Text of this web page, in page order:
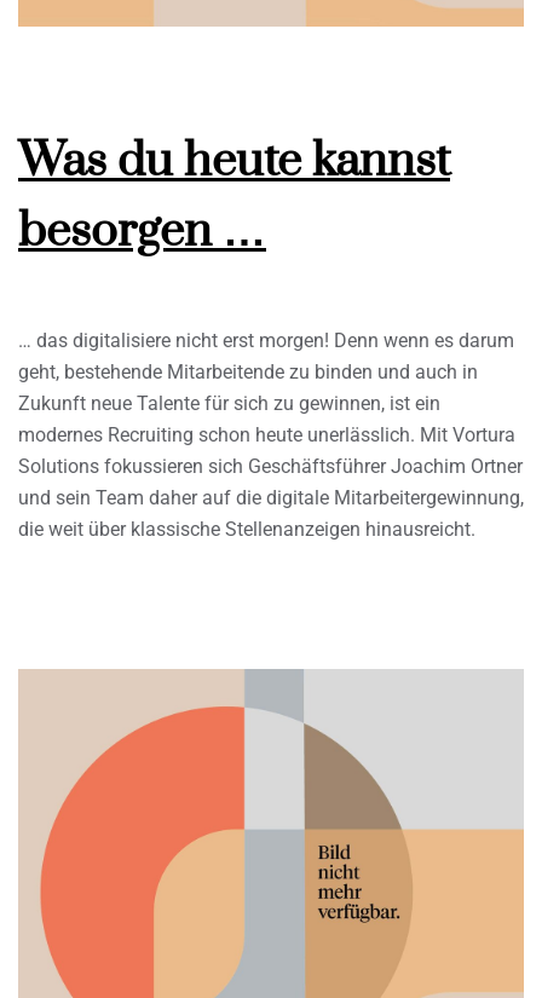
Was du heute kannst
besorgen …
… das digitalisiere nicht erst morgen! Denn wenn es darum
geht, bestehende Mitarbeitende zu binden und auch in
Zukunft neue Talente für sich zu gewinnen, ist ein
modernes Recruiting schon heute unerlässlich. Mit Vortura
Solutions fokussieren sich Geschäftsführer Joachim Ortner
und sein Team daher auf die digitale Mitarbeitergewinnung,
die weit über klassische Stellenanzeigen hinausreicht.